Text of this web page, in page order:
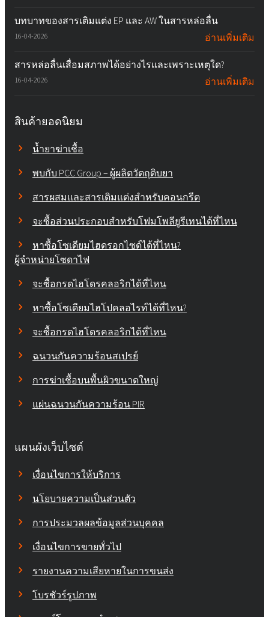
บทบาทของสารเติมแต่ง EP และ AW ในสารหล่อลื่น
16-04-2026 อ่านเพิ่มเติม
สารหล่อลื่นเสื่อมสภาพได้อย่างไรและเพราะเหตุใด?
16-04-2026 อ่านเพิ่มเติม
สินค้ายอดนิยม
น้ำยาฆ่าเชื้อ
พบกับ PCC Group – ผู้ผลิตวัตถุดิบยา
สารผสมและสารเติมแต่งสำหรับคอนกรีต
จะซื้อส่วนประกอบสำหรับโฟมโพลียูรีเทนได้ที่ไหน
หาซื้อโซเดียมไฮดรอกไซด์ได้ที่ไหน?
ผู้จำหน่ายโซดาไฟ
จะซื้อกรดไฮโดรคลอริกได้ที่ไหน
หาซื้อโซเดียมไฮโปคลอไรท์ได้ที่ไหน?
จะซื้อกรดไฮโดรคลอริกได้ที่ไหน
ฉนวนกันความร้อนสเปรย์
การฆ่าเชื้อบนพื้นผิวขนาดใหญ่
แผ่นฉนวนกันความร้อน PIR
แผนผังเว็บไซต์
เงื่อนไขการให้บริการ
นโยบายความเป็นส่วนตัว
การประมวลผลข้อมูลส่วนบุคคล
เงื่อนไขการขายทั่วไป
รายงานความเสียหายในการขนส่ง
โบรชัวร์รูปภาพ